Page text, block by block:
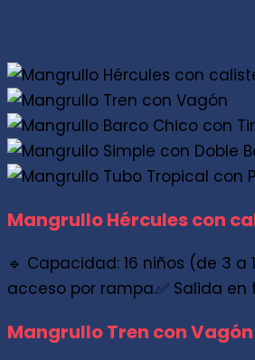
Mangrullo Hércules con
🔹 Capacidad: 16 niños (de 3
acceso por rampa.✅ Salida
Mangrullo Tren con Vagón